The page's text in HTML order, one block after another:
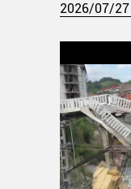
2026/07/27